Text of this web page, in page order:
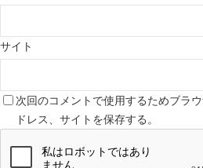
サイト
次回のコメントで使用するためブラ
ドレス、サイトを保存する。